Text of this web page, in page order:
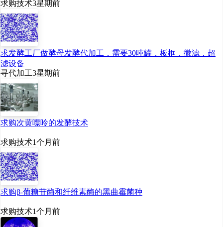
求购技术3星期前
求发酵工厂做酵母发酵代加工，需要30吨罐，板框，微滤，超
滤设备
寻代加工3星期前
求购次黄嘌呤的发酵技术
求购技术1个月前
求购β-葡糖苷酶和纤维素酶的黑曲霉菌种
求购技术1个月前